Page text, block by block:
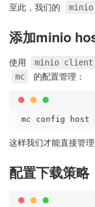
至此，我们的
添加minio
使用 minio client
mc 的配置管理：
mc config host
这样我们才能直接管
配置下载策略